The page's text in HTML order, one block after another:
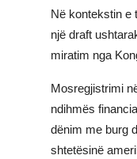
Në kontekstin e
një draft
miratim nga
Mosregjistrimi
ndihmës
dënim me burg
shtetësinë